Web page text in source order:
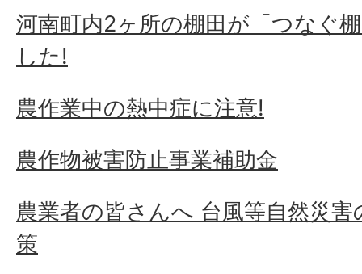
河南町内2ヶ所の棚田が「つなぐ
した!
農作業中の熱中症に注意!
農作物被害防止事業補助金
農業者の皆さんへ 台風等自然災
策